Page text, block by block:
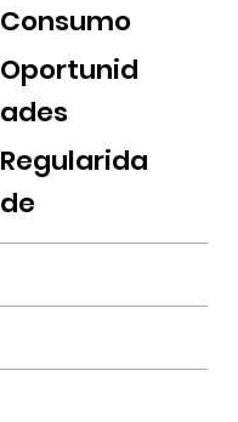
Consumo
Oportunid
ades
Regularida
de